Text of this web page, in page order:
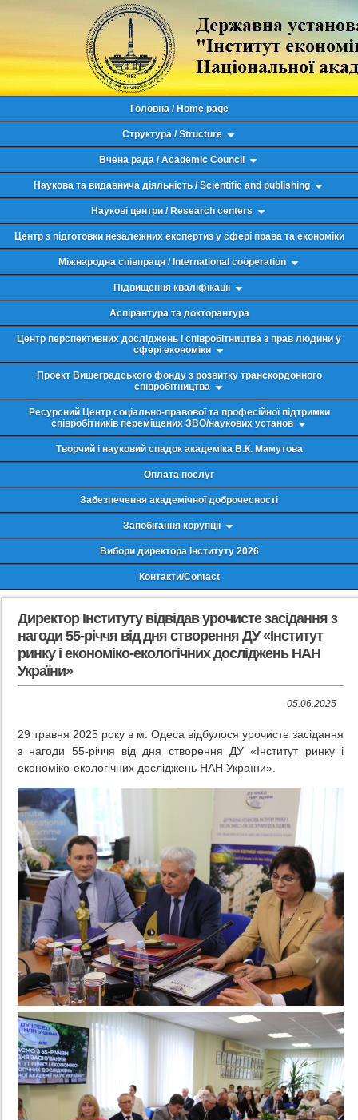
Головна / Home page
Структура / Structure
Вчена рада / Academic Council
Наукова та видавнича діяльність / Scientific and publishing
Наукові центри / Research centers
Центр з підготовки незалежних експертиз у сфері права та економіки
Міжнародна співпраця / International cooperation
Підвищення кваліфікації
Аспірантура та докторантура
Центр перспективних досліджень і співробітництва з прав людини у
сфері економіки
Проект Вишеградського фонду з розвитку транскордонного
співробітництва
Ресурсний Центр соціально-правової та професійної підтримки
співробітників переміщених ЗВО/наукових установ
Творчий і науковий спадок академіка В.К. Мамутова
Оплата послуг
Забезпечення академічної доброчесності
Запобігання корупції
Вибори директора Інституту 2026
Контакти/Contact
Директор Інституту відвідав урочисте засідання з
нагоди 55-річчя від дня створення ДУ «Інститут
ринку і економіко-екологічних досліджень НАН
України»
05.06.2025
29 травня 2025 року в м. Одеса відбулося урочисте засідання
з нагоди 55-річчя від дня створення ДУ «Інститут ринку і
економіко-екологічних досліджень НАН України».